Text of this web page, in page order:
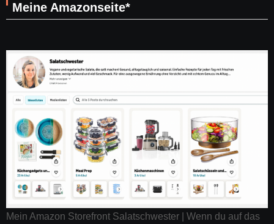
Meine Amazonseite*
Mein Amazon Storefront Salatschwester | Wenn du auf das